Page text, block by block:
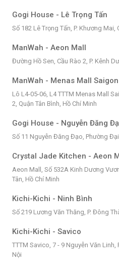
Gogi House - Lê Trọng Tấn
Số 182 Lê Trọng Tấn, P. Khương Mai,
ManWah - Aeon Mall
Đường Hồ Sen, Cầu Rào 2, P. Kênh
ManWah - Menas Mall
Lô L4-05-06, L4 TTTM Menas Mall
2, Quận Tân Bình, Hồ Chí Minh
Gogi House - Nguyễn Đăng
Số 11 Nguyễn Đăng Đạo, Phường
Crystal Jade Kitchen - Aeon
Aeon Mall, Số 532A Kinh Dương
Tân, Hồ Chí Minh
Kichi-Kichi - Ninh Bình
Số 219 Lương Văn Thăng, P. Đông
Kichi-Kichi - Savico
TTTM Savico, 7 - 9 Nguyễn Văn Linh,
Nội